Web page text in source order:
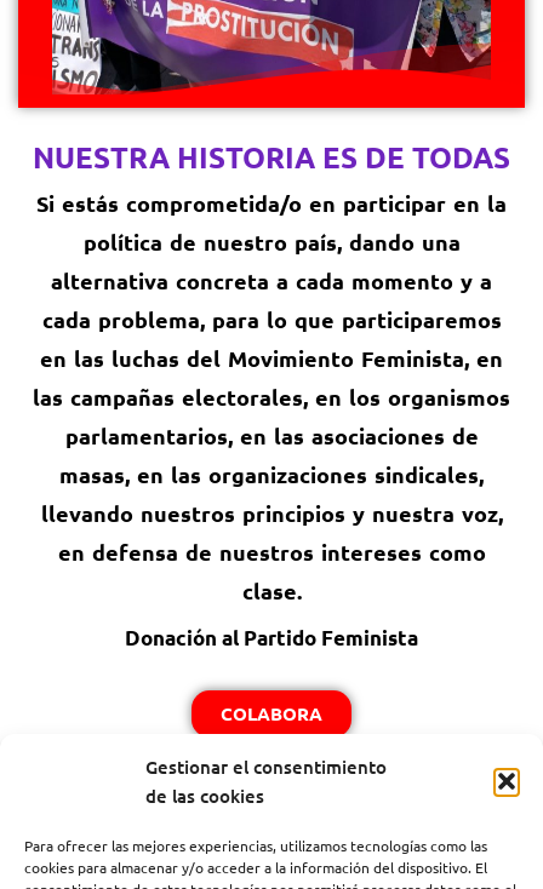
Gestionar el consentimiento
de las cookies
Para ofrecer las mejores experiencias, utilizamos tecnologías como las
cookies para almacenar y/o acceder a la información del dispositivo. El
NUESTRA HISTORIA ES DE TODAS
Si estás comprometida/o en participar en la
política de nuestro país, dando una
alternativa concreta a cada momento y a
cada problema, para lo que participaremos
en las luchas del Movimiento Feminista, en
las campañas electorales, en los organismos
parlamentarios, en las asociaciones de
masas, en las organizaciones sindicales,
llevando nuestros principios y nuestra voz,
en defensa de nuestros intereses como
clase.
Donación al Partido Feminista
COLABORA
PARTIDO FEMINISTA DE ESPAÑA